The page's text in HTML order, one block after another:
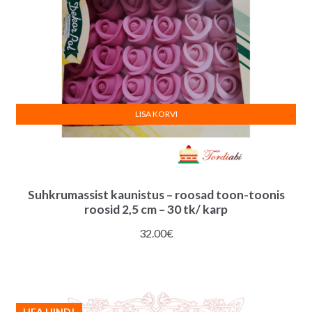
Suhkrumassist kaunistus – roosad toon-toonis
roosid 2,5 cm – 30 tk/ karp
32.00€
LISA KORVI